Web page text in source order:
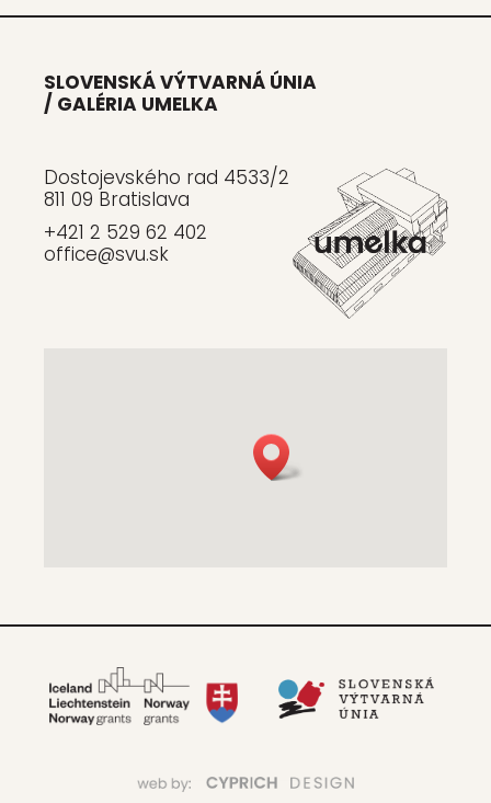
SLOVENSKÁ VÝTVARNÁ ÚNIA
/ GALÉRIA UMELKA
Dostojevského rad 4533/2
811 09 Bratislava
+421 2 529 62 402
office@svu.sk